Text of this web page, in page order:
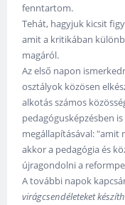
fenntartom.
Tehát, hagyjuk kicsit
amit a kritikában
magáról.
Az első napon
osztályok közösen
alkotás számos
pedagógusképzésben
megállapításával: "amit
akkor a pedagógia és
újragondolni a
A további napok
virágcsendéleteket